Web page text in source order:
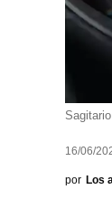
16/06/
por Los